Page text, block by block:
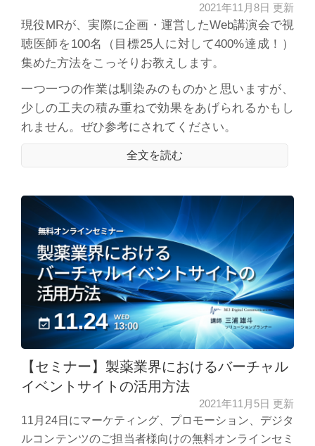
2021年11月8日 更新
現役MRが、実際に企画・運営したWeb講演会で視
聴医師を100名（目標25人に対して400%達成！）
集めた方法をこっそりお教えします。
一つ一つの作業は馴染みのものかと思いますが、
少しの工夫の積み重ねで効果をあげられるかもし
れません。ぜひ参考にされてください。
全文を読む
【セミナー】製薬業界におけるバーチャル
イベントサイトの活用方法
2021年11月5日 更新
11月24日にマーケティング、プロモーション、デジタ
ルコンテンツのご担当者様向けの無料オンラインセミ